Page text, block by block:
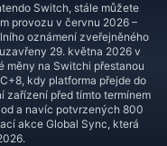
Switch, stále můžete
provozu v červnu 2026 –
oznámení zveřejněného
29. května 2026 v
měny na Switchi přestanou
kdy platforma přejde do
zařízení před tímto termínem
a navíc potvrzených 800
akce Global Sync, která